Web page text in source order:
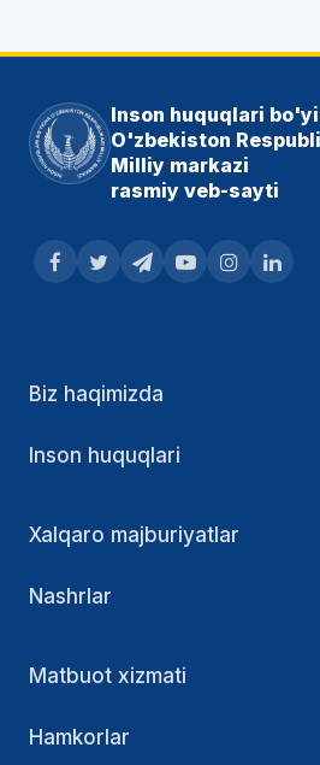
Inson huquqlari
O'zbekiston
Milliy markazi
rasmiy veb-sayti
Biz haqimizda
Inson huquqlari
Xalqaro majburiyatlar
Nashrlar
Matbuot xizmati
Hamkorlar